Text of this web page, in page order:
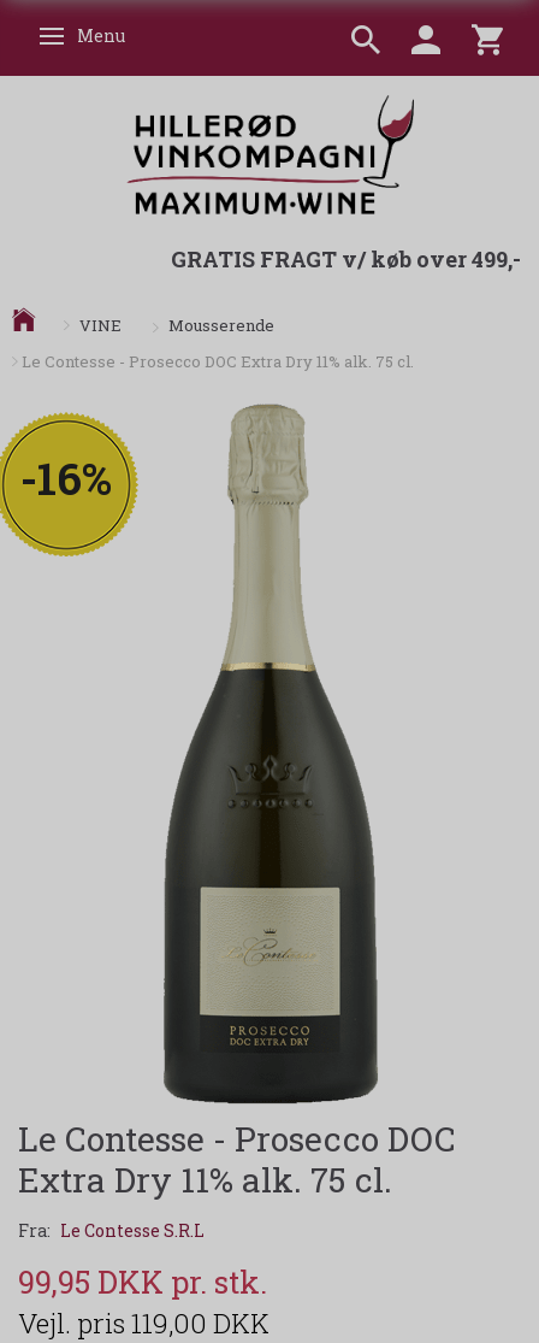
Skifte navigation
Menu
GRATIS FRAGT v/ køb over 499,-
VINE
Mousserende
Le Contesse - Prosecco DOC Extra Dry 11% alk. 75 cl.
-16%
Le Contesse - Prosecco DOC
Extra Dry 11% alk. 75 cl.
Fra: Le Contesse S.R.L
99,95 DKK
119,00 DKK